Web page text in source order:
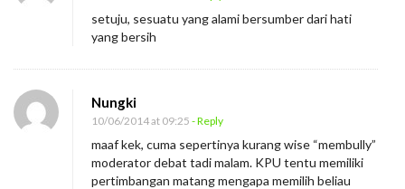
setuju, sesuatu yang alami bersumber dari hati
yang bersih
Nungki
10/06/2014 at 09:25 - Reply
maaf kek, cuma sepertinya kurang wise “membully”
moderator debat tadi malam. KPU tentu memiliki
pertimbangan matang mengapa memilih beliau